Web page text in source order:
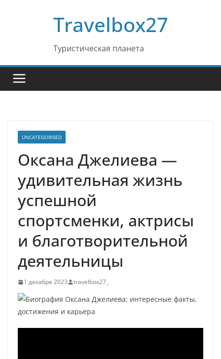
Travelbox27
Туристическая планета
UNCATEGORISED
Оксана Джелиева —
удивительная жизнь
успешной
спортсменки, актрисы
и благотворительной
деятельницы
1 декабря 2023 travelbox27_